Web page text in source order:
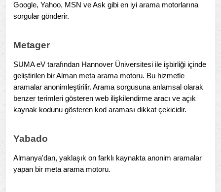
Google, Yahoo, MSN ve Ask gibi en iyi arama motorlarına
sorgular gönderir.
Metager
SUMA eV tarafından Hannover Üniversitesi ile işbirliği içinde
geliştirilen bir Alman meta arama motoru. Bu hizmetle
aramalar anonimleştirilir. Arama sorgusuna anlamsal olarak
benzer terimleri gösteren web ilişkilendirme aracı ve açık
kaynak kodunu gösteren kod araması dikkat çekicidir.
Yabado
Almanya'dan, yaklaşık on farklı kaynakta anonim aramalar
yapan bir meta arama motoru.